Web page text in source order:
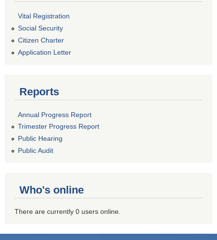
Vital Registration
Social Security
Citizen Charter
Application Letter
Reports
Annual Progress Report
Trimester Progress Report
Public Hearing
Public Audit
Who's online
There are currently 0 users online.